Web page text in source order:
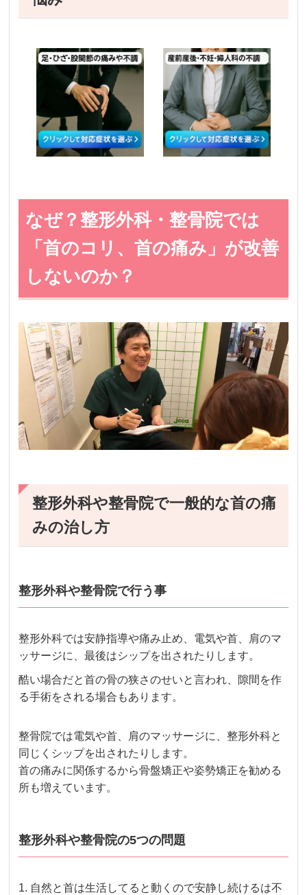
なぜ？整形外科・整骨院では
「首のコリ、首の痛み」が改善
しないのか？
整形外科や整骨院で一般的な首の痛
みの治し方
整形外科や整骨院で行う事
整形外科では安静指導や痛み止め、電気や首、肩のマ
ッサージに、最後はシップを出されたりします。
酷い場合だと首の骨の狭さのせいと言われ、隙間を作
る手術をされる場合もあります。
整骨院では電気や首、肩のマッサージに、整形外科と
同じくシップを出されたりします。
首の痛みに関係するから骨盤矯正や姿勢矯正を勧める
所も増えています。
整形外科や整骨院の5つの問題
1. 自然と首は生活してると動くので安静し続けるは不